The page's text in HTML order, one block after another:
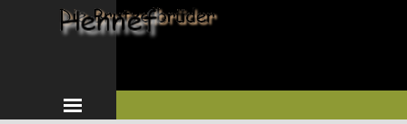
Direkt zum Seiteninhalt